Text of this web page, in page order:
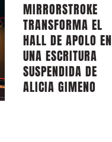
MIRRORSTROKE
TRANSFORMA EL
HALL DE APOLO EN
UNA ESCRITURA
SUSPENDIDA DE
ALICIA GIMENO